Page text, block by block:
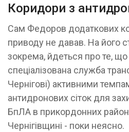
Коридори з
Сам Федоров додаткових
приводу не давав. На його
зокрема, йдеться про те,
спеціалізована служба
Чернігові) активними
антидронових сіток для
БпЛА в прикордонних
Чернігівщині - поки неясно.